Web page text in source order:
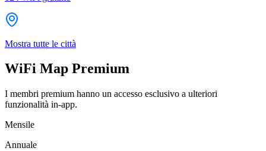
Mostra tutte le città
WiFi Map Premium
I membri premium hanno un accesso esclusivo a ulteriori
funzionalità in-app.
Mensile
Annuale